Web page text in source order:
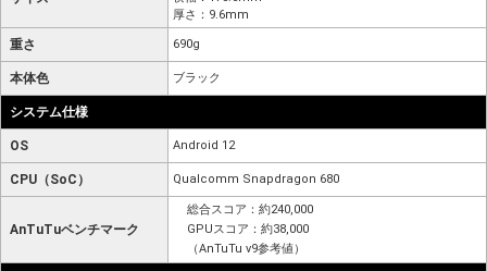
厚さ：9.6mm
重さ 690g
本体色 ブラック
システム仕様
OS Android 12
CPU（SoC） Qualcomm Snapdragon 680
AnTuTuベンチマーク
総合スコア：約240,000
GPUスコア：約38,000
（AnTuTu v9参考値）